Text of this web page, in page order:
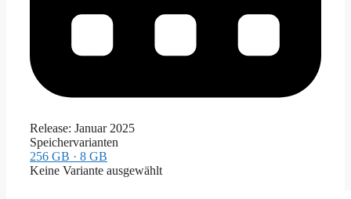
Release: Januar 2025
Speichervarianten
256 GB · 8 GB
Keine Variante ausgewählt